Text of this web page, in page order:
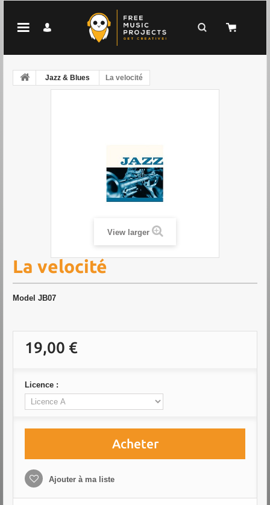
Jazz & Blues La velocité
View larger
La velocité
Model JB07
19,00 €
Licence :
Acheter
Ajouter à ma liste